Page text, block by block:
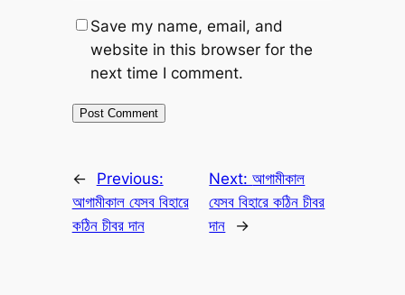
Save my name, email, and
website in this browser for the
next time I comment.
←
Previous:
আগামীকাল যেসব বিহারে
কঠিন চীবর দান
Next:আগামীকাল
যেসব বিহারে কঠিন চীবর
দান
→